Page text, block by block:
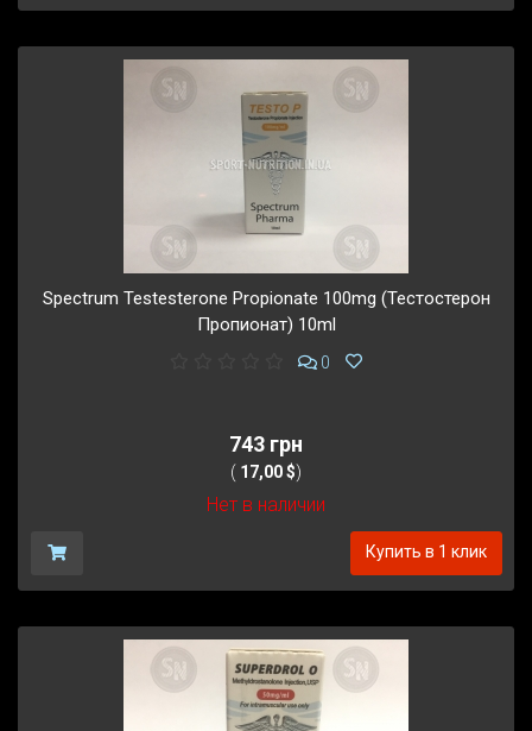
Spectrum Testesterone Propionate 100mg (Тестостерон
Пропионат) 10ml
0
743 грн
( 17,00 $)
Нет в наличии
Купить в 1 клик